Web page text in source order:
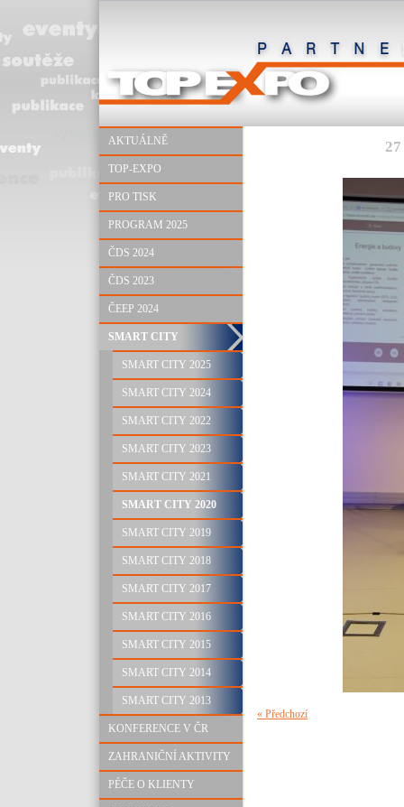
AKTUÁLNĚ
TOP-EXPO
PRO TISK
PROGRAM 2025
ČDS 2024
ČDS 2023
ČEEP 2024
SMART CITY
SMART CITY 2025
SMART CITY 2024
SMART CITY 2022
SMART CITY 2023
SMART CITY 2021
SMART CITY 2020
SMART CITY 2019
SMART CITY 2018
SMART CITY 2017
SMART CITY 2016
SMART CITY 2015
SMART CITY 2014
SMART CITY 2013
KONFERENCE V ČR
ZAHRANIČNÍ AKTIVITY
PÉČE O KLIENTY
« Předchozí